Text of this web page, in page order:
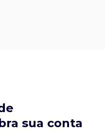
sua conta